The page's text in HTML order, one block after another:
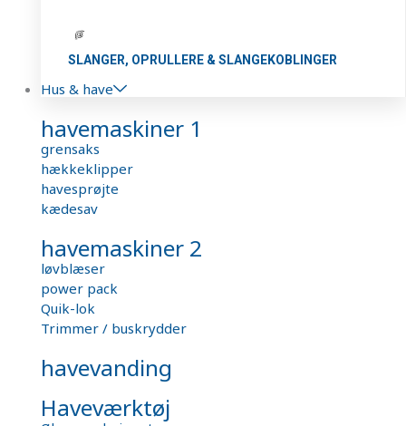
SLANGER, OPRULLERE & SLANGEKOBLINGER
Hus & have
havemaskiner 1
grensaks
hækkeklipper
havesprøjte
kædesav
havemaskiner 2
løvblæser
power pack
Quik-lok
Trimmer / buskrydder
havevanding
Haveværktøj